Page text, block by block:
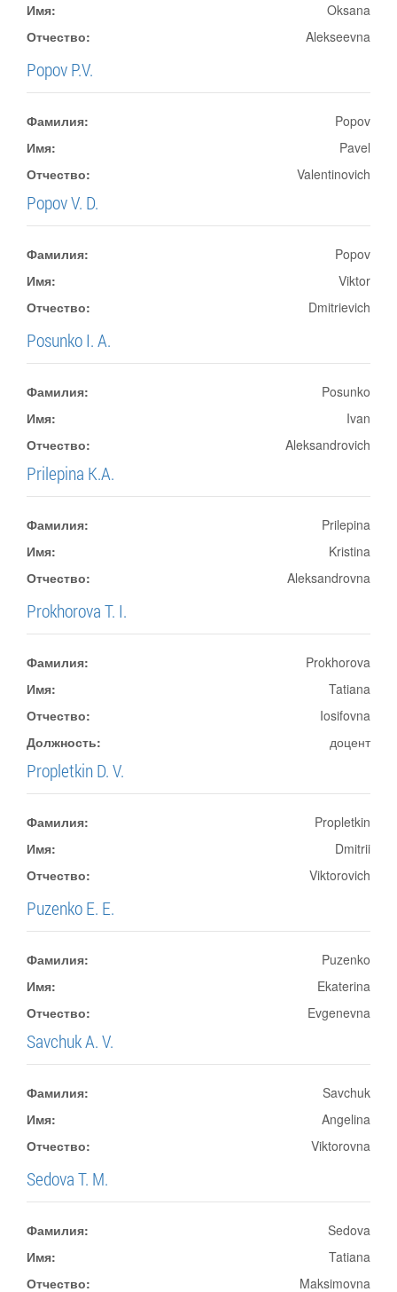
Имя:
Oksana
Отчество:
Alekseevna
Popov P.V.
Фамилия:
Popov
Имя:
Pavel
Отчество:
Valentinovich
Popov V. D.
Фамилия:
Popov
Имя:
Viktor
Отчество:
Dmitrievich
Posunko I. A.
Фамилия:
Posunko
Имя:
Ivan
Отчество:
Aleksandrovich
Prilepina K.A.
Фамилия:
Prilepina
Имя:
Kristina
Отчество:
Aleksandrovna
Prokhorova T. I.
Фамилия:
Prokhorova
Имя:
Tatiana
Отчество:
Iosifovna
Должность:
доцент
Propletkin D. V.
Фамилия:
Propletkin
Имя:
Dmitrii
Отчество:
Viktorovich
Puzenko E. E.
Фамилия:
Puzenko
Имя:
Ekaterina
Отчество:
Evgenevna
Savchuk A. V.
Фамилия:
Savchuk
Имя:
Angelina
Отчество:
Viktorovna
Sedova T. M.
Фамилия:
Sedova
Имя:
Tatiana
Отчество:
Maksimovna